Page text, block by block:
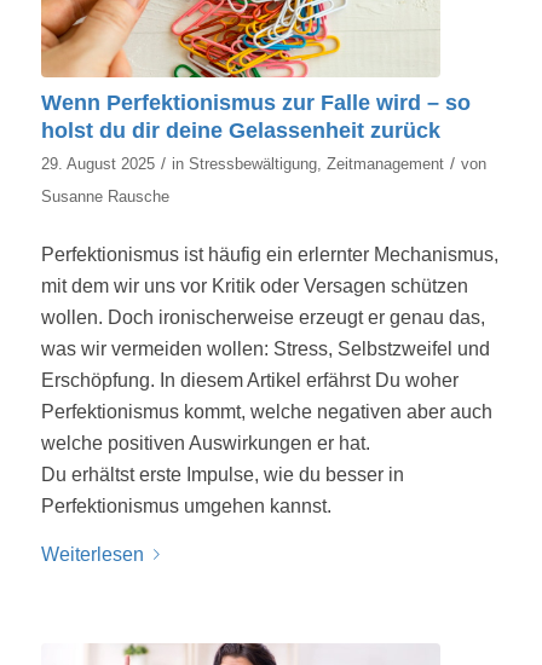
Wenn Perfektionismus zur Falle wird – so
holst du dir deine Gelassenheit zurück
29. August 2025 / in Stressbewältigung, Zeitmanagement / von
Susanne Rausche
Perfektionismus ist häufig ein erlernter Mechanismus,
mit dem wir uns vor Kritik oder Versagen schützen
wollen. Doch ironischerweise erzeugt er genau das,
was wir vermeiden wollen: Stress, Selbstzweifel und
Erschöpfung. In diesem Artikel erfährst Du woher
Perfektionismus kommt, welche negativen aber auch
welche positiven Auswirkungen er hat.
Du erhältst erste Impulse, wie du besser in
Perfektionismus umgehen kannst.
Weiterlesen